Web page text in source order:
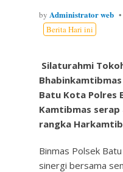
by Administrator web
Berita Hari ini
Silaturahmi
Batu Kota Polres
Kamtibmas
rangka
Binmas Polsek
sinergi bersama